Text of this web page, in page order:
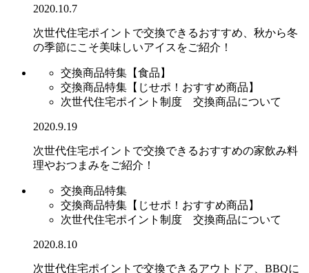
2020.10.7
次世代住宅ポイントで交換できるおすすめ、秋から冬
の季節にこそ美味しいアイスをご紹介！
交換商品特集【食品】
交換商品特集【じせポ！おすすめ商品】
次世代住宅ポイント制度 交換商品について
2020.9.19
次世代住宅ポイントで交換できるおすすめの家飲み料
理やおつまみをご紹介！
交換商品特集
交換商品特集【じせポ！おすすめ商品】
次世代住宅ポイント制度 交換商品について
2020.8.10
次世代住宅ポイントで交換できるアウトドア、BBQに